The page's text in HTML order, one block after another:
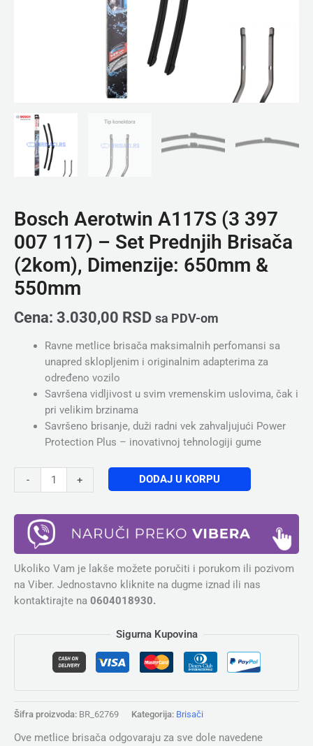
Bosch Aerotwin A117S (3 397
007 117) – Set Prednjih Brisača
(2kom), Dimenzije: 650mm &
550mm
Cena: 3.030,00 RSD sa PDV-om
Ravne metlice brisača maksimalnih perfomansi sa
unapred sklopljenim i originalnim adapterima za
određeno vozilo
Savršena vidljivost u svim vremenskim uslovima, čak i
pri velikim brzinama
Savršeno brisanje, duži radni vek zahvaljujući Power
Protection Plus – inovativnoj tehnologiji gume
- + DODAJ U KORPU
Ukoliko Vam je lakše možete poručiti i porukom ili pozivom
na Viber. Jednostavno kliknite na dugme iznad ili nas
kontaktirajte na 0604018930.
Sigurna Kupovina
Šifra proizvoda: BR_62769 Kategorija: Brisači
Ove metlice brisača odgovaraju za sve dole navedene